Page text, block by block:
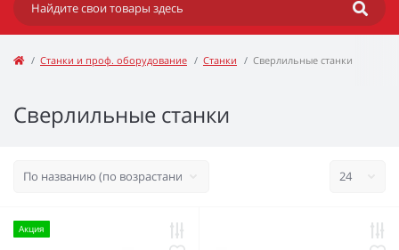
Станки и проф. оборудование Станки Сверлильные станки
Сверлильные станки
Акция